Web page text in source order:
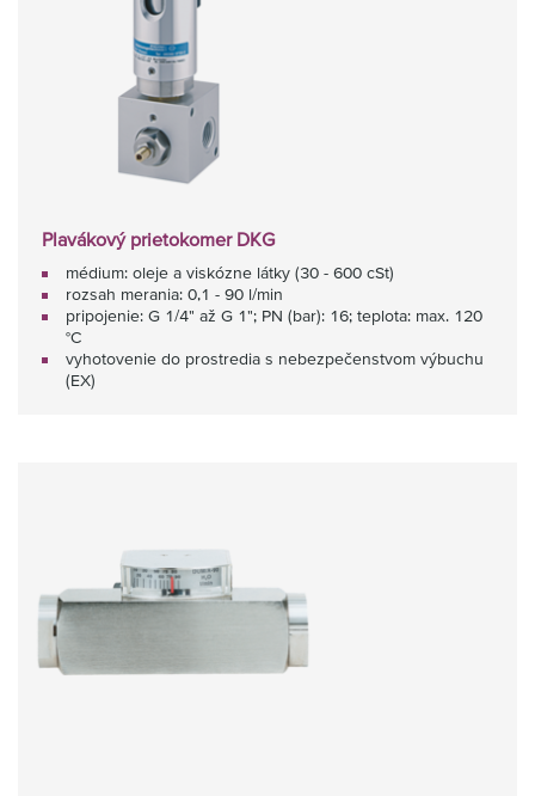
Plavákový prietokomer DKG
médium: oleje a viskózne látky (30 - 600 cSt)
rozsah merania: 0,1 - 90 l/min
pripojenie: G 1/4" až G 1"; PN (bar): 16; teplota: max. 120
°C
vyhotovenie do prostredia s nebezpečenstvom výbuchu
(EX)